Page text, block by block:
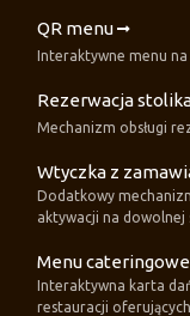
QR menu
Interaktywne menu
Rezerwacja
Mechanizm obsługi
Wtyczka z
Dodatkowy
aktywacji na dowolnej
Menu cateringowe
Interaktywna karta
restauracji